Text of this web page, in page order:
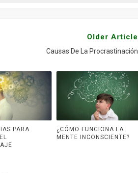
Older Article
Causas De La Procrastinación
PARA
¿CÓMO FUNCIONA LA
MENTE INCONSCIENTE?